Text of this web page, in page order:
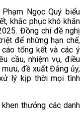
Ngọc Quý biểu
khắc phục khó khăn
Đồng chí đề nghị
để những hạn chế,
tổng kết và các ý
cầu, nhiệm vụ, điều
đề xuất Đảng ủy,
lý kịp thời mọi tình
thưởng các danh